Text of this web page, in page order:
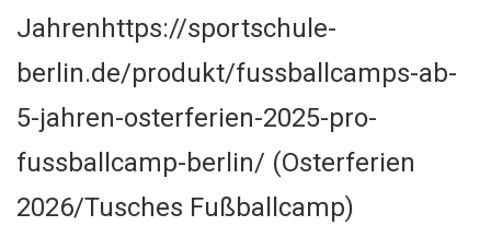
Jahrenhttps://sportschule-
berlin.de/produkt/fussballcamps-ab-
5-jahren-osterferien-2025-pro-
fussballcamp-berlin/ (Osterferien
2026/Tusches Fußballcamp)